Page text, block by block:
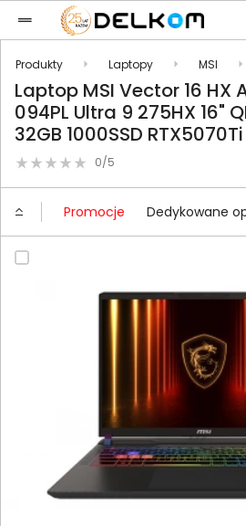
Produkty Laptopy MSI
Laptop MSI Vector 16 HX
094PL Ultra 9 275HX 16"
32GB 1000SSD RTX5070Ti
0/5
Promocje Dedykowane